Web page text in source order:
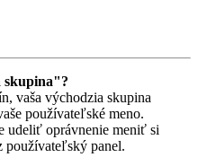
skupina"?
vaša východzia skupina
používateľské meno.
udeliť oprávnenie meniť si
používateľský panel.